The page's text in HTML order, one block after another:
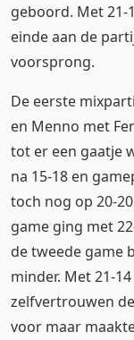
geboord. Met 21-
einde aan de
voorsprong.
De eerste
en Menno met
tot er een gaatje
na 15-18 en
toch nog op 20-
game ging met
de tweede game
minder. Met 21-
zelfvertrouwen
voor maar